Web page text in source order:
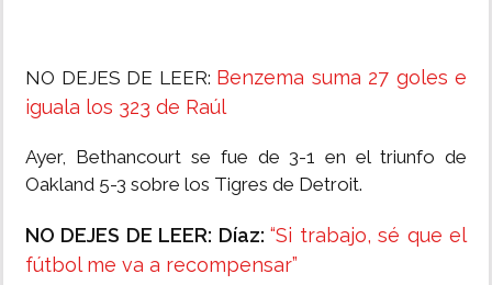
NO DEJES DE LEER: Benzema suma 27 goles e
iguala los 323 de Raúl
Ayer, Bethancourt se fue de 3-1 en el triunfo de
Oakland 5-3 sobre los Tigres de Detroit.
NO DEJES DE LEER: Díaz:“Si trabajo, sé que el
fútbol me va a recompensar”